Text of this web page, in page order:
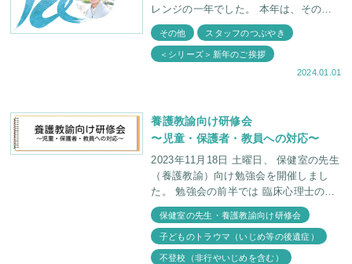
レンジの一年でした。 本年は、その始
動しはじめたチャレンジに磨きをかけ、
さらに飛躍していくことができるよう、
その他 スタッフのつぶやき
＜シリーズ＞新年のご挨拶
2024.01.01
養護教諭向け研修会
〜児童・保護者・教員への対応〜
2023年11月18日 土曜日、 保健室の先生
（養護教諭）向け勉強会を開催しまし
た。 勉強会の前半では 臨床心理士の福
田俊介が ・高校生の不登校の事例と
保健室の先生・養護教諭向け研修会
子どものトラウマ（いじめ等の後遺症）
不登校（非行やいじめを含む）